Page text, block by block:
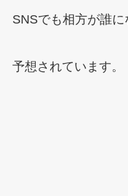
SNSでも相方が誰
予想されています。